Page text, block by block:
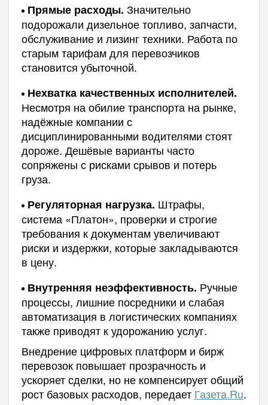
Прямые расходы. Значительно
подорожали дизельное топливо, запчасти,
обслуживание и лизинг техники. Работа по
старым тарифам для перевозчиков
становится убыточной.
Нехватка качественных исполнителей.
Несмотря на обилие транспорта на рынке,
надёжные компании с
дисциплинированными водителями стоят
дороже. Дешёвые варианты часто
сопряжены с рисками срывов и потерь
груза.
Регуляторная нагрузка. Штрафы,
система «Платон», проверки и строгие
требования к документам увеличивают
риски и издержки, которые закладываются
в цену.
Внутренняя неэффективность. Ручные
процессы, лишние посредники и слабая
автоматизация в логистических компаниях
также приводят к удорожанию услуг.
Внедрение цифровых платформ и бирж
перевозок повышает прозрачность и
ускоряет сделки, но не компенсирует общий
рост базовых расходов, передает Газета.Ru.